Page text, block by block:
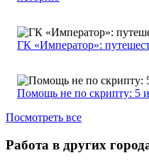
ГК «Император»:
Помощь не по скрипту: 5
Посмотреть все
Работа в других